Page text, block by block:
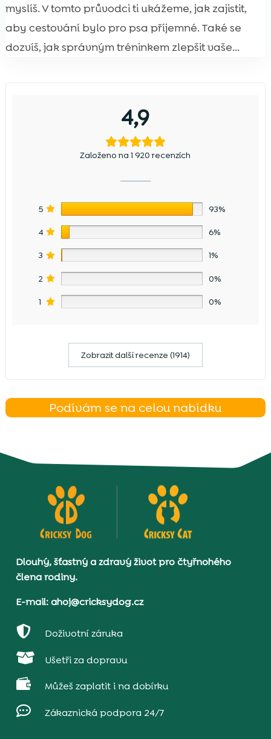
myslíš. V tomto průvodci ti ukážeme, jak zajistit,
aby cestování bylo pro psa příjemné. Také se
dozvíš, jak správným tréninkem zlepšit vaše...
4,9
Založeno na 1 920 recenzích
5 93%
4 6%
3 1%
2 0%
1 0%
Zobrazit další recenze (1914)
Podívám se na celou nabídku
Dlouhý, šťastný a zdravý život pro čtyřnohého
člena rodiny.
E-mail: ahoj@cricksydog.cz
 Doživotní záruka
 Ušetři za dopravu
 Můžeš zaplatit i na dobírku
 Zákaznická podpora 24/7